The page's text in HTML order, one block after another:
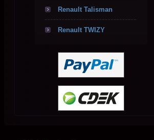
Renault Talisman
Renault TWIZY